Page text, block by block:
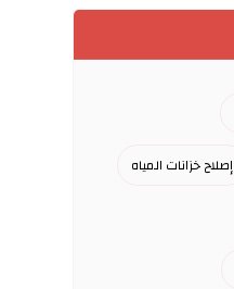
إصلاح خزانات المياه